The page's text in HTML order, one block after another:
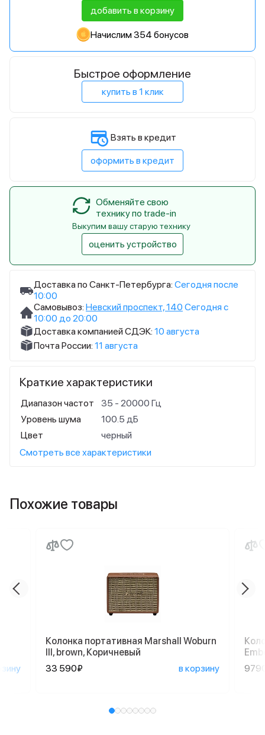
Доставка по Санкт-Петербурга: Сегодня после
10:00
Самовывоз: Невский проспект, 140 Сегодня с
10:00 до 20:00
Доставка компанией СДЭК: 10 августа
Почта России: 11 августа
Краткие характеристики
Диапазон частот
35 - 20000 Гц
Уровень шума
100.5 дБ
Цвет
черный
Смотреть все характеристики
добавить в корзину
Начислим 354 бонусов
Быстрое оформление
купить в 1 клик
Взять в кредит
оформить в кредит
Обменяйте свою
технику по trade-in
Выкупим вашу старую технику
оценить устройство
Похожие товары
Колонка портативная Marshall Woburn
III, brown, Коричневый
33 590₽
в корзину